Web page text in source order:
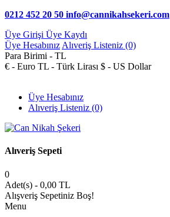
0212 452 20 50 info@cannikahsekeri.com
Üye Girişi Üye Kaydı
Üye Hesabınız Alıveriş Listeniz (0)
Para Birimi - TL
€ - Euro TL - Türk Lirası $ - US Dollar
Üye Hesabınız
Alıveriş Listeniz (0)
Alıveriş Sepeti
0
Adet(s) - 0,00 TL
Alışveriş Sepetiniz Boş!
Menu